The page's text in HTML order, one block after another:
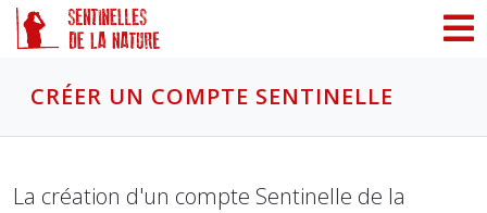
CRÉER UN COMPTE SENTINELLE
La création d'un compte Sentinelle de la
Panneau de gestion des cookies